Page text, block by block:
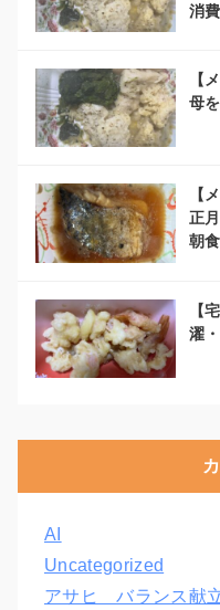
消
【
母
【
正
朝食
【
濯
AI
Uncategorized
アサヒ バランス献